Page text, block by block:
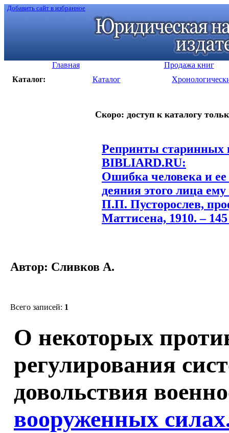
Добавить сайт в избранное
Главная
Продажа книг
Каталог:
Каталог
Скоро: доступ к каталогу
Репринты старинных
BIBLIARD.RU:
Ошибка человека и
деяния этого лица
П.П. Пусторослев,
Маттисена, 1910. – 145
Автор: Сливков А.
Всего записей: 1
О некоторых
регулирования
довольствия
вооруженных